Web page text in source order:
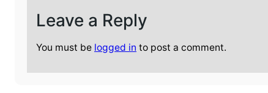
Leave a Reply
You must be logged in to post a comment.